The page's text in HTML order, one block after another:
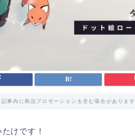
記事内に商品プロモーションを含む場合があります
けです！